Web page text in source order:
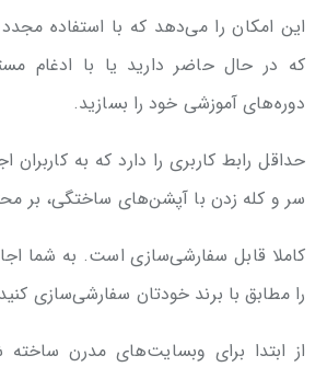
این امکان را می‌دهد که با استفاده
که در حال حاضر دارید یا با ادغام
دوره‌های آموزشی خود را بسازید.
حداقل رابط کاربری را دارد که به
سر و کله زدن با آپشن‌های ساختگی، بر
کاملا قابل سفارشی‌سازی است. به شما
را مطابق با برند خودتان سفارشی‌سازی
از ابتدا برای وبسایت‌های مدرن